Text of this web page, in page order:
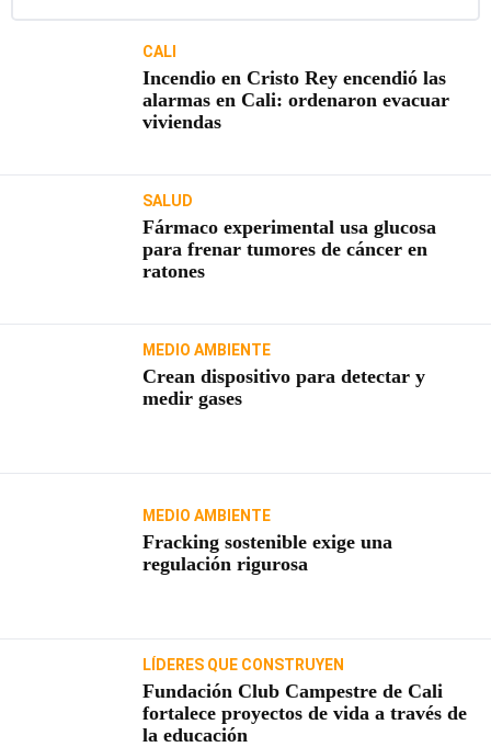
CALI
Incendio en Cristo Rey encendió las
alarmas en Cali: ordenaron evacuar
viviendas
SALUD
Fármaco experimental usa glucosa
para frenar tumores de cáncer en
ratones
MEDIO AMBIENTE
Crean dispositivo para detectar y
medir gases
MEDIO AMBIENTE
Fracking sostenible exige una
regulación rigurosa
LÍDERES QUE CONSTRUYEN
Fundación Club Campestre de Cali
fortalece proyectos de vida a través de
la educación